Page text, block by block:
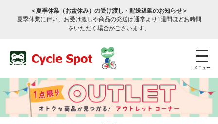
＜夏季休業（お盆休み）の受け渡し・配送遅延のお知らせ＞
夏季休業に伴い、お受け渡しや商品の発送は通常より1週間ほどお時間
をいただく場合がございます。
メニュー